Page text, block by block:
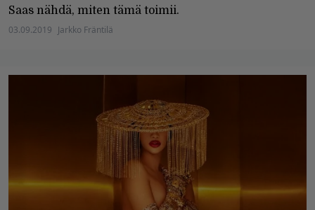
Saas nähdä, miten tämä toimii.
03.09.2019 Jarkko Fräntilä